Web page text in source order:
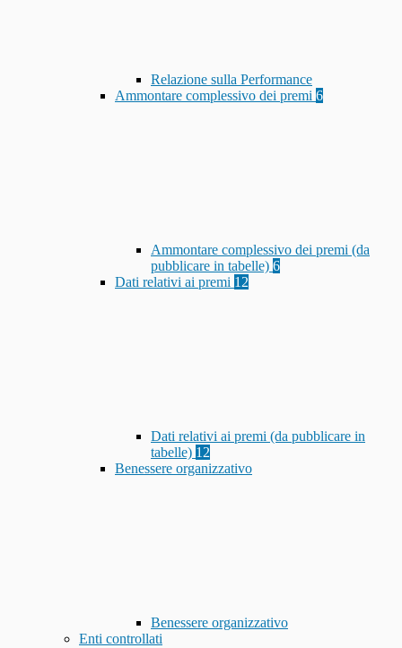
Relazione sulla Performance
Ammontare complessivo dei premi 6
Ammontare complessivo dei premi (da
pubblicare in tabelle) 6
Dati relativi ai premi 12
Dati relativi ai premi (da pubblicare in
tabelle) 12
Benessere organizzativo
Benessere organizzativo
Enti controllati